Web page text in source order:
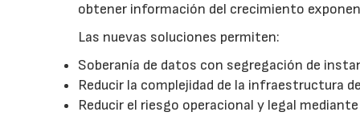
obtener información del crecimiento
Las nuevas soluciones permiten:
Soberanía de datos con segregación de
Reducir la complejidad de la infraestructura
Reducir el riesgo operacional y legal